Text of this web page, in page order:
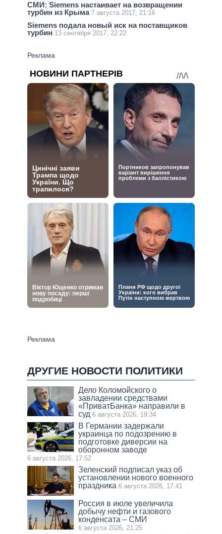
СМИ: Siemens настаивает на возвращении
турбин из Крыма 7 августа 2017, 21:16
Siemens подала новый иск на поставщиков
турбин 13 сентября 2017, 22:22
ДРУГИЕ НОВОСТИ ПОЛИТИКИ
Дело Коломойского о
завладении средствами
«ПриватБанка» направили в
суд 6 августа 2026, 19:34
В Германии задержали
украинца по подозрению в
подготовке диверсии на
оборонном заводе
6 августа 2026, 17:52
Зеленский подписал указ об
установлении нового военного
праздника 6 августа 2026, 17:41
Россия в июле увеличила
добычу нефти и газового
конденсата – СМИ
6 августа 2026, 21:25